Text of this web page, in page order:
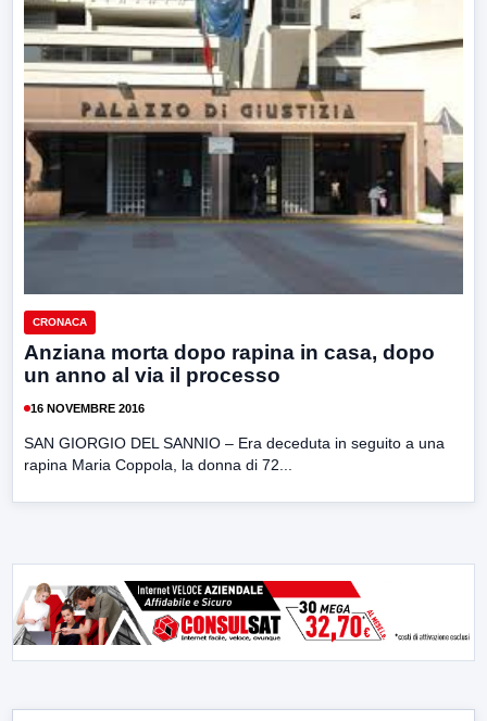
CRONACA
Anziana morta dopo rapina in casa, dopo
un anno al via il processo
16 NOVEMBRE 2016
SAN GIORGIO DEL SANNIO – Era deceduta in seguito a una
rapina Maria Coppola, la donna di 72...